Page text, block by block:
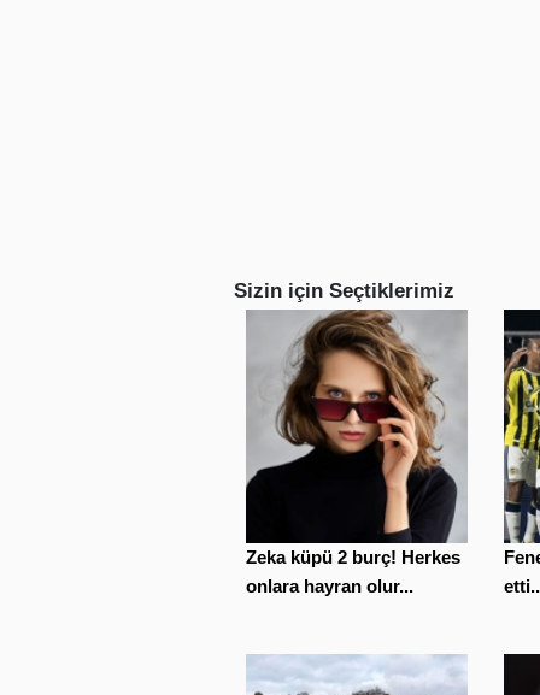
Sizin için Seçtiklerimiz
Zeka küpü 2 burç! Herkes
onlara hayran olur...